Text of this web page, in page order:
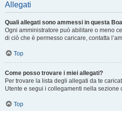
Allegati
Quali allegati sono ammessi in questa
Ogni amministratore può abilitare o meno
di ciò che è permesso caricare, contatta
Top
Come posso trovare i miei allegati?
Per trovare la lista degli allegati da te
Utente e segui i collegamenti nella sezione
Top